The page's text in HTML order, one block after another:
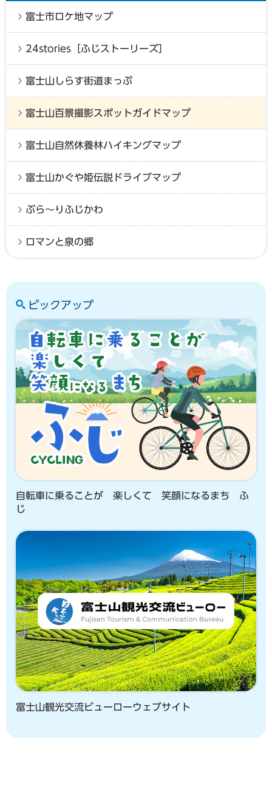
富士市ロケ地マップ
24stories［ふじストーリーズ］
富士山しらす街道まっぷ
富士山百景撮影スポットガイドマップ
富士山自然休養林ハイキングマップ
富士山かぐや姫伝説ドライブマップ
ぶら～りふじかわ
ロマンと泉の郷
ピックアップ
自転車に乗ることが 楽しくて 笑顔になるまち ふ
じ
富士山観光交流ビューローウェブサイト